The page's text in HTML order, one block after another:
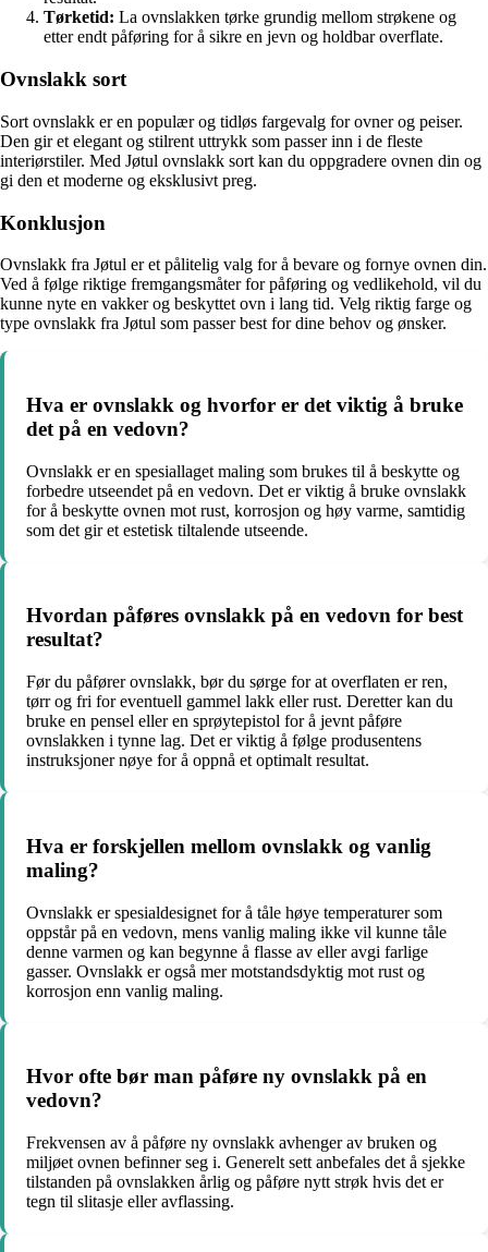
Tørketid: La ovnslakken tørke grundig mellom strøkene og
etter endt påføring for å sikre en jevn og holdbar overflate.
Ovnslakk sort
Sort ovnslakk er en populær og tidløs fargevalg for ovner og peiser.
Den gir et elegant og stilrent uttrykk som passer inn i de fleste
interiørstiler. Med Jøtul ovnslakk sort kan du oppgradere ovnen din og
gi den et moderne og eksklusivt preg.
Konklusjon
Ovnslakk fra Jøtul er et pålitelig valg for å bevare og fornye ovnen din.
Ved å følge riktige fremgangsmåter for påføring og vedlikehold, vil du
kunne nyte en vakker og beskyttet ovn i lang tid. Velg riktig farge og
type ovnslakk fra Jøtul som passer best for dine behov og ønsker.
Hva er ovnslakk og hvorfor er det viktig å bruke
det på en vedovn?
Ovnslakk er en spesiallaget maling som brukes til å beskytte og
forbedre utseendet på en vedovn. Det er viktig å bruke ovnslakk
for å beskytte ovnen mot rust, korrosjon og høy varme, samtidig
som det gir et estetisk tiltalende utseende.
Hvordan påføres ovnslakk på en vedovn for best
resultat?
Før du påfører ovnslakk, bør du sørge for at overflaten er ren,
tørr og fri for eventuell gammel lakk eller rust. Deretter kan du
bruke en pensel eller en sprøytepistol for å jevnt påføre
ovnslakken i tynne lag. Det er viktig å følge produsentens
instruksjoner nøye for å oppnå et optimalt resultat.
Hva er forskjellen mellom ovnslakk og vanlig
maling?
Ovnslakk er spesialdesignet for å tåle høye temperaturer som
oppstår på en vedovn, mens vanlig maling ikke vil kunne tåle
denne varmen og kan begynne å flasse av eller avgi farlige
gasser. Ovnslakk er også mer motstandsdyktig mot rust og
korrosjon enn vanlig maling.
Hvor ofte bør man påføre ny ovnslakk på en
vedovn?
Frekvensen av å påføre ny ovnslakk avhenger av bruken og
miljøet ovnen befinner seg i. Generelt sett anbefales det å sjekke
tilstanden på ovnslakken årlig og påføre nytt strøk hvis det er
tegn til slitasje eller avflassing.